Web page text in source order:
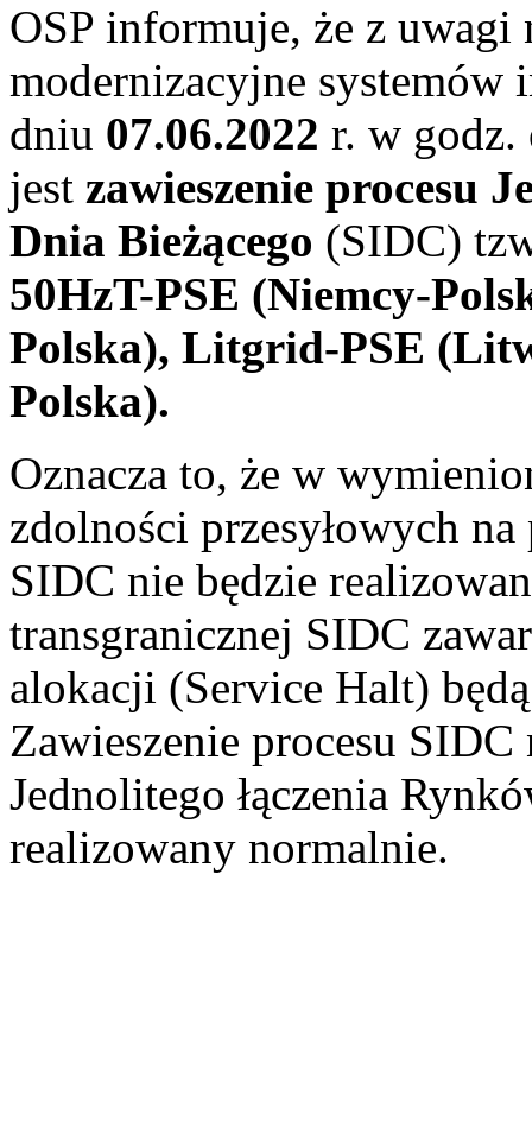
OSP informuje, że z uwagi
modernizacyjne
dniu 07.06.2022 r. w godz.
jest zawieszenie procesu
Dnia Bieżącego (SIDC)
50HzT-PSE (Niemcy-
Polska), Litgrid-PSE
Polska).
Oznacza to, że w
zdolności przesyłowych
SIDC nie będzie
transgranicznej SIDC
alokacji (Service Halt)
Zawieszenie procesu SIDC
Jednolitego łączenia
realizowany normalnie.